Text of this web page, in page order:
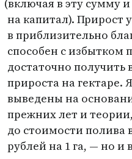
(включая в эту сумму
на капитал). Прирост
в приблизительно
способен с избытком
достаточно получить
прироста на гектаре.
выведены на
прежних лет и
до стоимости полива
рублей на 1 га, — но и